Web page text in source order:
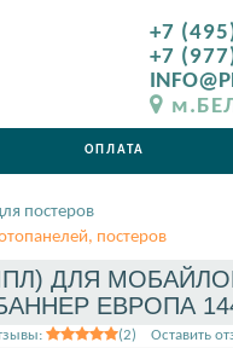
+7
+7
ОПЛАТА
постеров
постеров
ДЛЯ
ЕВРОПА
(2) Оставить